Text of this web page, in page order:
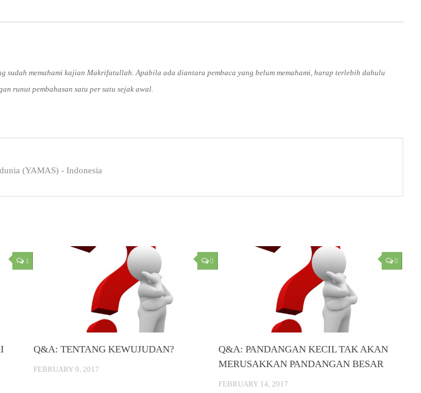
memahami kajian Makrifatullah. Apabila ada diantara pembaca yang belum memahami, harap terlebih dahulu
runut pembahasan satu per satu sejak awal.
(YAMAS) - Indonesia
1 0
Q&A: TENTANG KEWUJUDAN?
FEBRUARY 9, 2017
0
Q&A: PANDANGAN KECIL TAK AKAN
MERUSAKKAN PANDANGAN BESAR
FEBRUARY 14, 2017